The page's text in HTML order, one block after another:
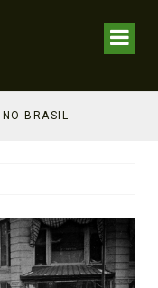
BRASIL